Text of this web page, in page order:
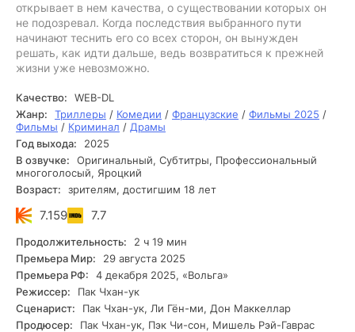
открывает в нем качества, о существовании которых он
не подозревал. Когда последствия выбранного пути
начинают теснить его со всех сторон, он вынужден
решать, как идти дальше, ведь возвратиться к прежней
жизни уже невозможно.
Качество:
WEB-DL
Жанр:
Триллеры / Комедии / Французские / Фильмы 2025 /
Фильмы / Криминал / Драмы
Год выхода:
2025
В озвучке:
Оригинальный, Субтитры, Профессиональный
многоголосый, Яроцкий
Возраст:
зрителям, достигшим 18 лет
7.159 7.7
Продолжительность:
2 ч 19 мин
Премьера Мир:
29 августа 2025
Премьера РФ:
4 декабря 2025, «Вольга»
Режиссер:
Пак Чхан-ук
Сценарист:
Пак Чхан-ук, Ли Гён-ми, Дон Маккеллар
Продюсер:
Пак Чхан-ук, Пэк Чи-сон, Мишель Рэй-Гаврас